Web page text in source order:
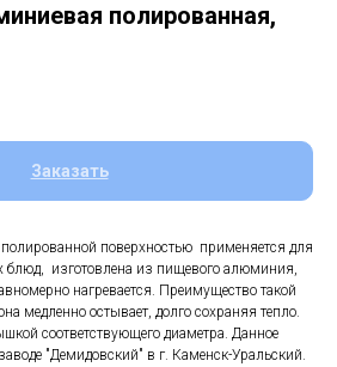
полированная,
Заказать
поверхностью применяется для
блюд, изготовлена из пищевого алюминия,
нагревается. Преимущество такой
медленно остывает, долго сохраняя тепло.
соответствующего диаметра. Данное
"Демидовский" в г. Каменск-Уральский.